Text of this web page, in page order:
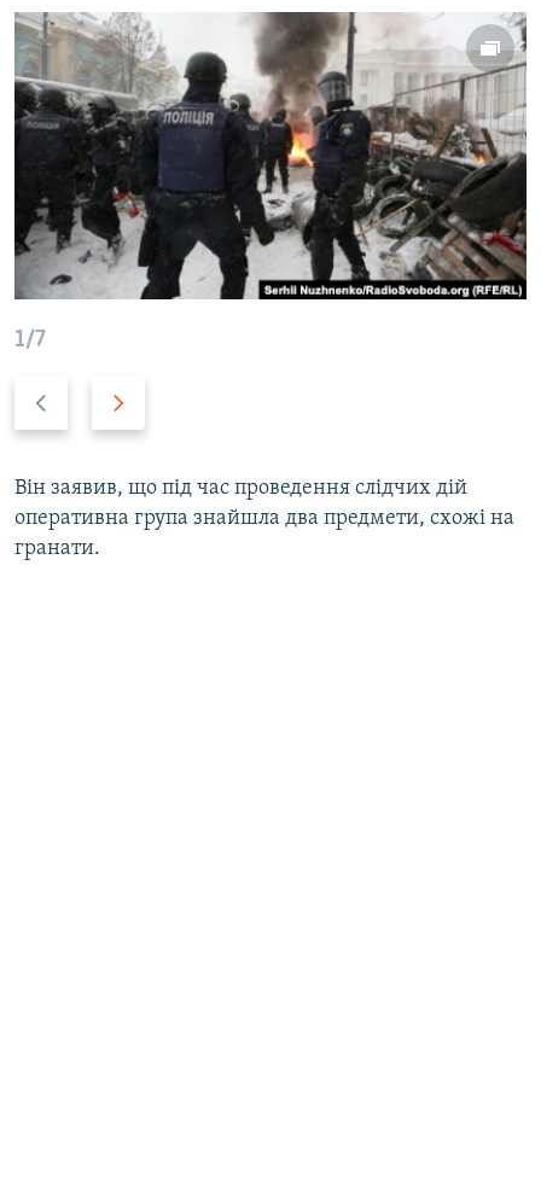
1/7
а
д
р
е
д
Він заявив, що під час проведення слідчих дій
оперативна група знайшла два предмети, схожі на
гранати.